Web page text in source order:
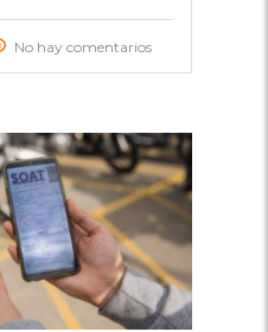
No hay comentarios